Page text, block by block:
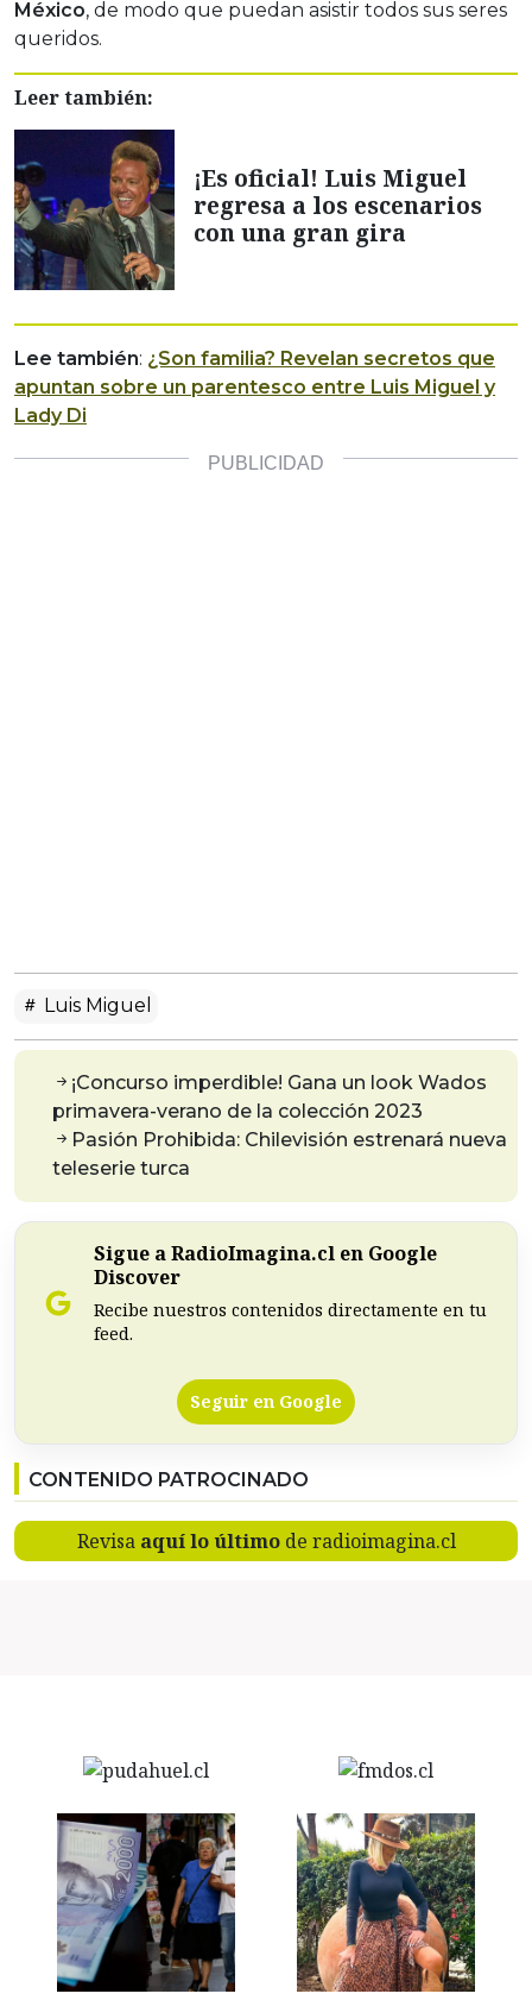
México, de modo que puedan asistir todos sus seres
queridos.
Leer también:
¡Es oficial! Luis Miguel
regresa a los escenarios
con una gran gira
Lee también: ¿Son familia? Revelan secretos que
apuntan sobre un parentesco entre Luis Miguel y
Lady Di
Luis Miguel
¡Concurso imperdible! Gana un look Wados
primavera-verano de la colección 2023
Pasión Prohibida: Chilevisión estrenará nueva
teleserie turca
Sigue a RadioImagina.cl en Google
Discover
Recibe nuestros contenidos directamente en tu
feed.
Seguir en Google
CONTENIDO PATROCINADO
Revisa aquí lo últimode radioimagina.cl